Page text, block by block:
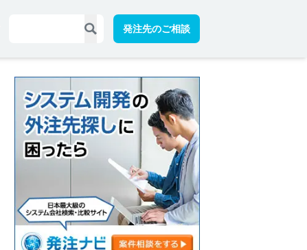
発注先のご相談